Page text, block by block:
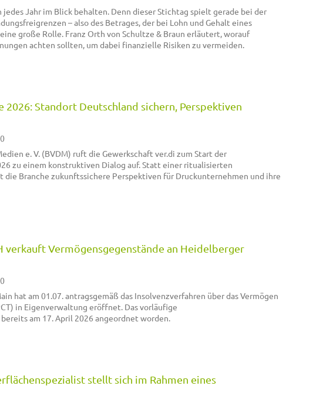
Jahr im Blick behalten. Denn dieser Stichtag spielt gerade bei der
– also des Betrages, der bei Lohn und Gehalt eines
große Rolle. Franz Orth von Schultze & Braun erläutert, worauf
achten sollten, um dabei finanzielle Risiken zu vermeiden.
Standort Deutschland sichern, Perspektiven
e. V. (BVDM) ruft die Gewerkschaft ver.di zum Start der
zu einem konstruktiven Dialog auf. Statt einer ritualisierten
die Branche zukunftssichere Perspektiven für Druckunternehmen und ihre
verkauft Vermögensgegenstände an Heidelberger
hat am 01.07. antragsgemäß das Insolvenzverfahren über das Vermögen
in Eigenverwaltung eröffnet. Das vorläufige
am 17. April 2026 angeordnet worden.
stellt sich im Rahmen eines